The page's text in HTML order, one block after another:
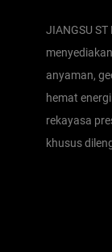
JIANGSU ST
anyaman,
hemat
rekayasa
khusus